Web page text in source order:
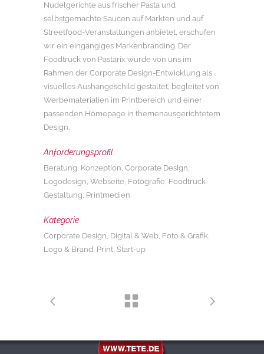
Nudelgerichte aus frischer Pasta und
selbstgemachte Saucen auf Märkten und auf
Streetfood-Veranstaltungen anbietet, erschufen
wir ein eingängiges Markenbranding. Der
Foodtruck von Pastarix wurde von uns im
Rahmen der Corporate Design-Entwicklung als
visuelles Aushängeschild gestaltet, begleitet von
Werbematerialien im Printbereich und einer
passenden Homepage in themenausgerichtetem
Design.
Anforderungsprofil
Beratung, Konzeption, Corporate Design,
Logodesign, Webseite, Fotografie, Foodtruck-
Gestaltung, Printmedien
Kategorie
Corporate Design, Digital & Web, Foto & Grafik,
Logo & Brand, Print, Start-up